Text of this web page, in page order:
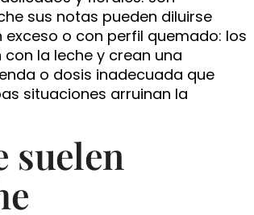
sus notas pueden diluirse
o con perfil quemado: los
la leche y crean una
o dosis inadecuada que
situaciones arruinan la
suelen